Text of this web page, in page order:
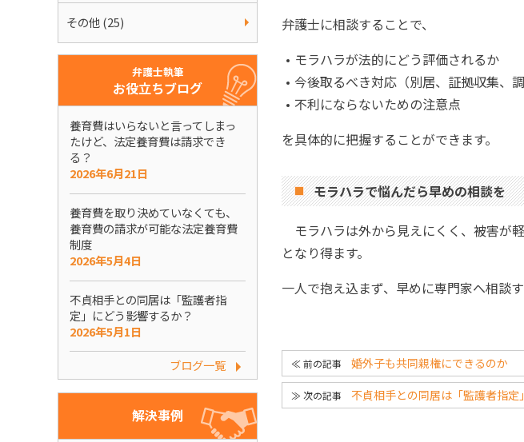
弁護士に相談することで、
モラハラが法的にどう評価されるか
今後取るべき対応（別居、証拠収集、調
不利にならないための注意点
を具体的に把握することができます。
モラハラで悩んだら早めの相談を
モラハラは外から見えにくく、被害が
となり得ます。
一人で抱え込まず、早めに専門家へ相談
婚外子も共同親権にできるのか
不貞相手との同居は「監護者指定
その他 (25)
弁護士執筆
お役立ちブログ
養育費はいらないと言ってしまっ
たけど、法定養育費は請求でき
る？
2026年6月21日
養育費を取り決めていなくても、
養育費の請求が可能な法定養育費
制度
2026年5月4日
不貞相手との同居は「監護者指
定」にどう影響するか？
2026年5月1日
ブログ一覧
解決事例